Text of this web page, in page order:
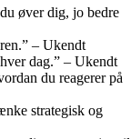
øver dig, jo bedre
– Ukendt
dag.” – Ukendt
du reagerer på
strategisk og